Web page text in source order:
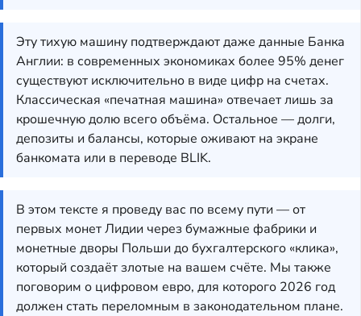
Эту тихую машину подтверждают даже данные Банка
Англии: в современных экономиках более 95% денег
существуют исключительно в виде цифр на счетах.
Классическая «печатная машина» отвечает лишь за
крошечную долю всего объёма. Остальное — долги,
депозиты и балансы, которые оживают на экране
банкомата или в переводе BLIK.
В этом тексте я проведу вас по всему пути — от
первых монет Лидии через бумажные фабрики и
монетные дворы Польши до бухгалтерского «клика»,
который создаёт злотые на вашем счёте. Мы также
поговорим о цифровом евро, для которого 2026 год
должен стать переломным в законодательном плане.